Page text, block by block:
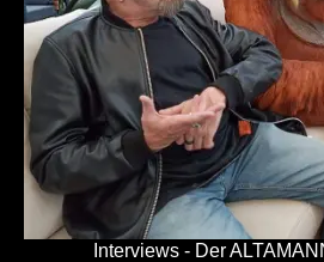
Interviews - Der